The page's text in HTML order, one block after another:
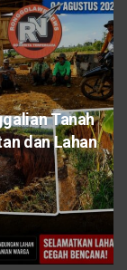
Tanah
dan Lahan